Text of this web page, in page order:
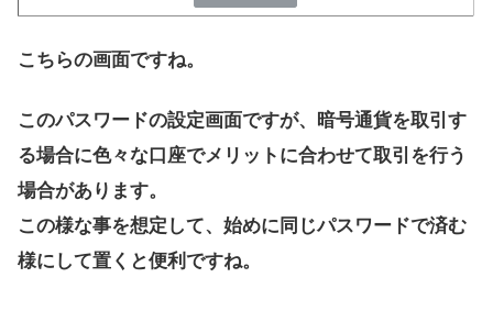
こちらの画面ですね。
このパスワードの設定画面ですが、暗号通貨を取引す
る場合に色々な口座でメリットに合わせて取引を行う
場合があります。
この様な事を想定して、始めに同じパスワードで済む
様にして置くと便利ですね。